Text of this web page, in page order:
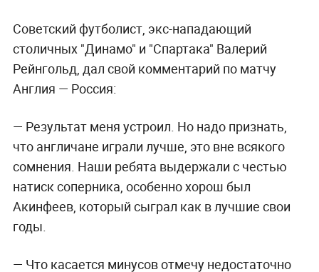
Советский футболист, экс-нападающий
столичных "Динамо" и "Спартака" Валерий
Рейнгольд, дал свой комментарий по матчу
Англия — Россия:
— Результат меня устроил. Но надо признать,
что англичане играли лучше, это вне всякого
сомнения. Наши ребята выдержали с честью
натиск соперника, особенно хорош был
Акинфеев, который сыграл как в лучшие свои
годы.
— Что касается минусов отмечу недостаточно